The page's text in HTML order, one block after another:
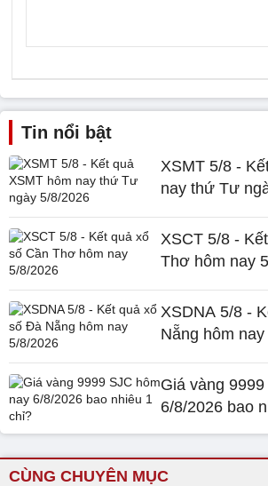
Tin nổi bật
XSMT 5/8 -
nay thứ Tư
XSCT 5/8 -
Thơ hôm nay
XSDNA 5/8 -
Nẵng hôm
Giá vàng
6/8/2026 bao
CÙNG CHUYÊN MỤC